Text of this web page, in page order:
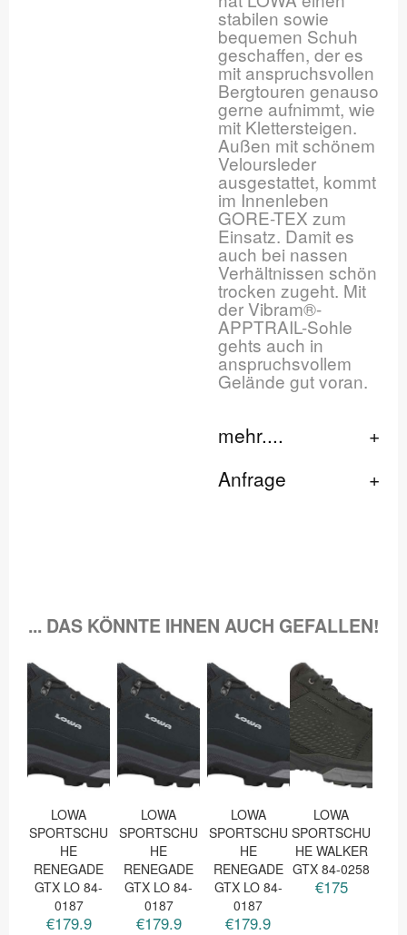
stabilen sowie
bequemen Schuh
geschaffen, der es
mit anspruchsvollen
Bergtouren genauso
gerne aufnimmt, wie
mit Klettersteigen.
Außen mit schönem
Veloursleder
ausgestattet, kommt
im Innenleben
GORE-TEX zum
Einsatz. Damit es
auch bei nassen
Verhältnissen schön
trocken zugeht. Mit
der Vibram®-
APPTRAIL-Sohle
gehts auch in
anspruchsvollem
Gelände gut voran.
mehr....
Anfrage
... DAS KÖNNTE IHNEN AUCH GEFALLEN!
LOWA
SPORTSCHU
HE
RENEGADE
GTX LO 84-
0187
€179.9
LOWA
SPORTSCHU
HE
RENEGADE
GTX LO 84-
0187
€179.9
LOWA
SPORTSCHU
HE
RENEGADE
GTX LO 84-
0187
€179.9
LOWA
SPORTSCHU
HE WALKER
GTX 84-0258
€175